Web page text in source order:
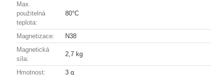
Max.
použitelná
teplota:
80°C
Magnetizace:
N38
Magnetická
síla:
2,7 kg
Hmotnost: 3 g